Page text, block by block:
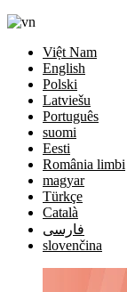
Việt Nam
English
Polski
Latviešu
Português
suomi
Eesti
România limbi
magyar
Türkçe
Català
فارسی
slovenčina